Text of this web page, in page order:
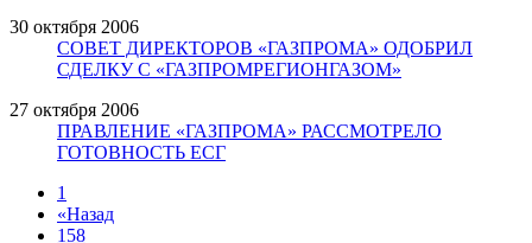
30 октября 2006
СОВЕТ ДИРЕКТОРОВ «ГАЗПРОМА» ОДОБРИЛ
СДЕЛКУ С «ГАЗПРОМРЕГИОНГАЗОМ»
27 октября 2006
ПРАВЛЕНИЕ «ГАЗПРОМА» РАССМОТРЕЛО
ГОТОВНОСТЬ ЕСГ
1
«Назад
158